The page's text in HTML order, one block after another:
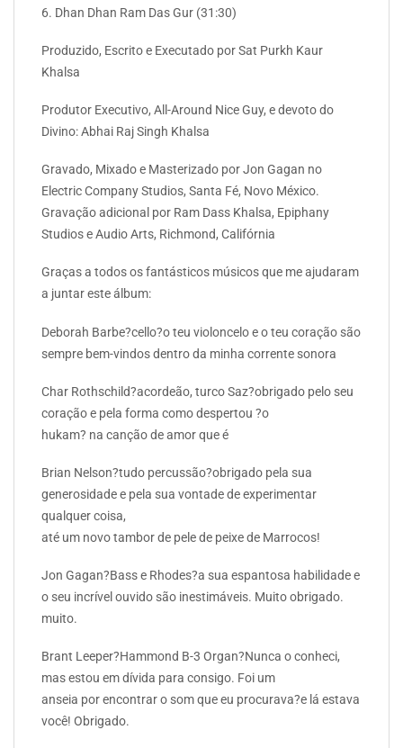
6. Dhan Dhan Ram Das Gur (31:30)
Produzido, Escrito e Executado por Sat Purkh Kaur
Khalsa
Produtor Executivo, All-Around Nice Guy, e devoto do
Divino: Abhai Raj Singh Khalsa
Gravado, Mixado e Masterizado por Jon Gagan no
Electric Company Studios, Santa Fé, Novo México.
Gravação adicional por Ram Dass Khalsa, Epiphany
Studios e Audio Arts, Richmond, Califórnia
Graças a todos os fantásticos músicos que me ajudaram
a juntar este álbum:
Deborah Barbe?cello?o teu violoncelo e o teu coração são
sempre bem-vindos dentro da minha corrente sonora
Char Rothschild?acordeão, turco Saz?obrigado pelo seu
coração e pela forma como despertou ?o
hukam? na canção de amor que é
Brian Nelson?tudo percussão?obrigado pela sua
generosidade e pela sua vontade de experimentar
qualquer coisa,
até um novo tambor de pele de peixe de Marrocos!
Jon Gagan?Bass e Rhodes?a sua espantosa habilidade e
o seu incrível ouvido são inestimáveis. Muito obrigado.
muito.
Brant Leeper?Hammond B-3 Organ?Nunca o conheci,
mas estou em dívida para consigo. Foi um
anseia por encontrar o som que eu procurava?e lá estava
você! Obrigado.